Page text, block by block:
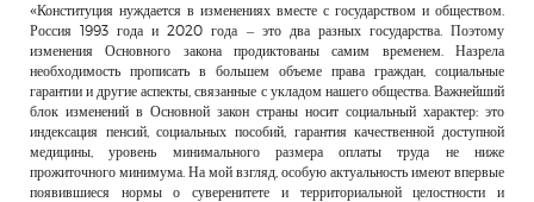
«Конституция нуждается в изменениях вместе с государством и обществом.
Россия 1993 года и 2020 года – это два разных государства. Поэтому
изменения Основного закона продиктованы самим временем. Назрела
необходимость прописать в большем объеме права граждан, социальные
гарантии и другие аспекты, связанные с укладом нашего общества. Важнейший
блок изменений в Основной закон страны носит социальный характер: это
индексация пенсий, социальных пособий, гарантия качественной доступной
медицины, уровень минимального размера оплаты труда не ниже
прожиточного минимума. На мой взгляд, особую актуальность имеют впервые
появившиеся нормы о суверенитете и территориальной целостности и